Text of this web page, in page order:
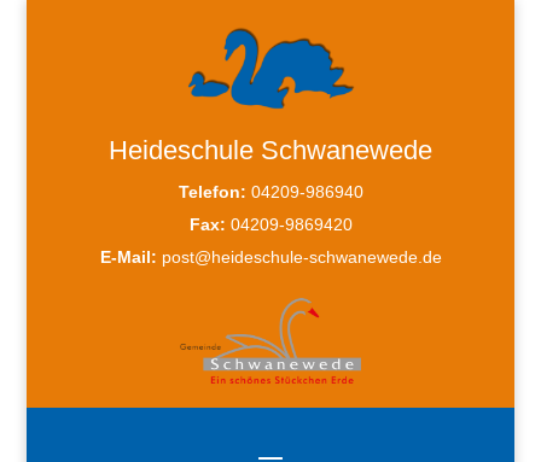
Heideschule Schwanewede
Telefon: 04209-986940
Fax: 04209-9869420
E-Mail: post@heideschule-schwanewede.de